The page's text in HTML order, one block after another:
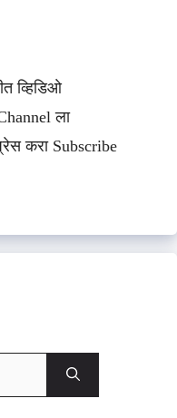
व्हिडिओ
ला
करा Subscribe